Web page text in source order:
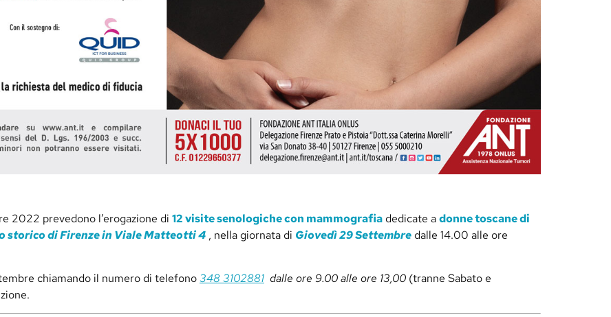
2022 prevedono l’erogazione di 12 visite senologiche con mammografiadedicate adonne toscane di
storico di Firenze in Viale Matteotti 4 , nella giornata di Giovedì 29 Settembredalle 14.00 alle ore
chiamando il numero di telefono348 3102881 dalle ore 9.00 alle ore 13,00 (tranne Sabato e